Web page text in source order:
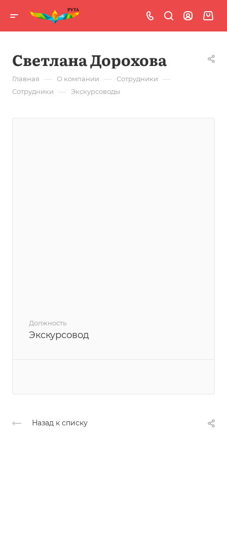
Светлана Дорохова
Главная — О компании — Сотрудники —
Сотрудники — Экскурсоводы
Должность
Экскурсовод
Назад к списку